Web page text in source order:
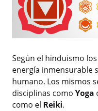
Según el hinduismo los
energía inmensurable
humano. Los mismos
disciplinas como Yoga
como el Reiki.